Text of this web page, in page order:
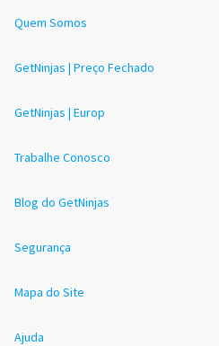
Quem Somos
GetNinjas | Preço Fechado
GetNinjas | Europ
Trabalhe Conosco
Blog do GetNinjas
Segurança
Mapa do Site
Ajuda